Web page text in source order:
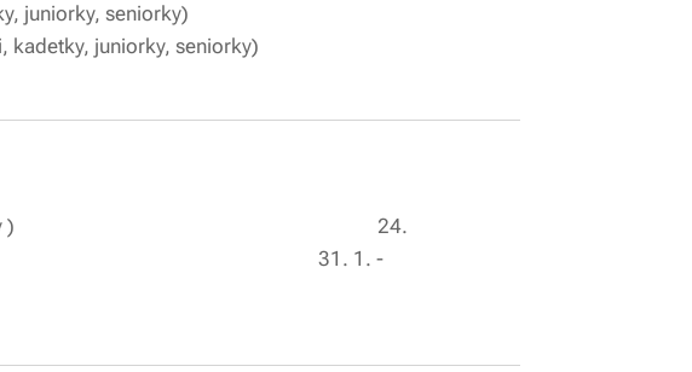
juniorky, seniorky)
kadetky, juniorky, seniorky)
juniorky, seniorky ) 24.
ples 31. 1. -